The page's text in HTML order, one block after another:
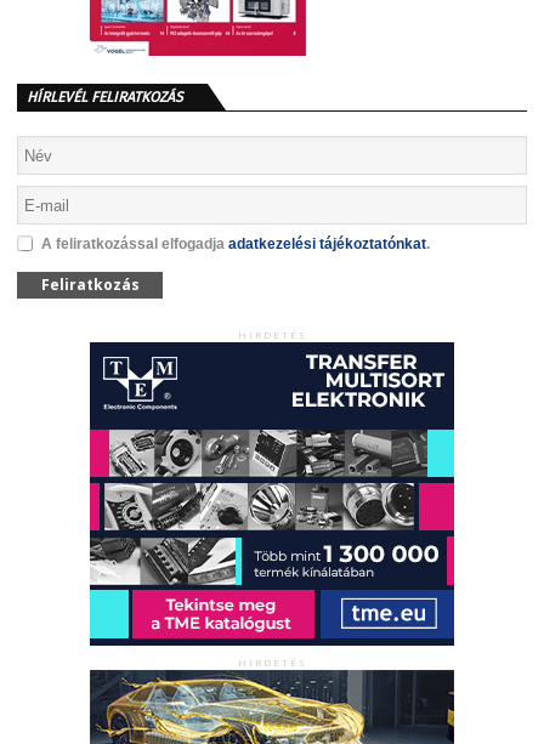
HÍRLEVÉL FELIRATKOZÁS
A feliratkozással elfogadja adatkezelési tájékoztatónkat.
Feliratkozás
HIRDETÉS
HIRDETÉS